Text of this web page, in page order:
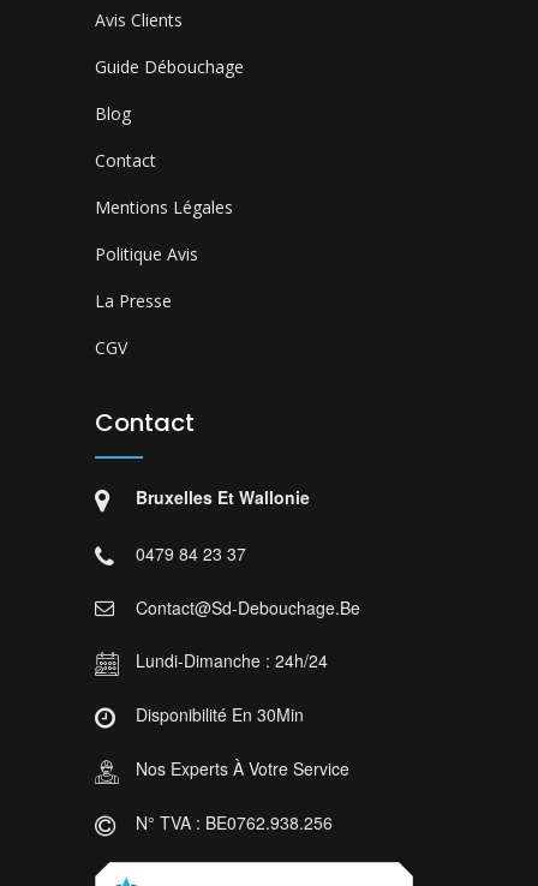
Avis Clients
Guide Débouchage
Blog
Contact
Mentions Légales
Politique Avis
La Presse
CGV
Contact
Bruxelles Et Wallonie
0479 84 23 37
Contact@sd-Debouchage.be
Lundi-Dimanche : 24h/24
Disponibilité En 30Min
Nos Experts À Votre Service
N° TVA : BE0762.938.256